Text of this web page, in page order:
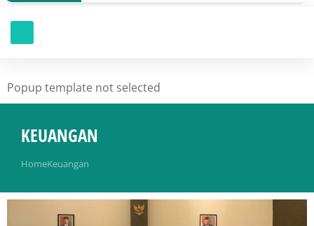
Popup template not selected
KEUANGAN
You are here:
HomeKeuangan